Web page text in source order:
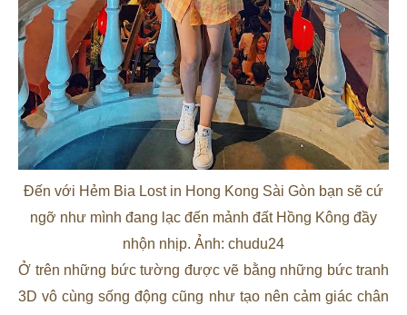
Đến với Hẻm Bia Lost in Hong Kong Sài Gòn bạn sẽ cứ
ngỡ như mình đang lạc đến mảnh đất Hồng Kông đầy
nhộn nhịp. Ảnh: chudu24
Ở trên những bức tường được vẽ bằng những bức tranh
3D vô cùng sống động cũng như tạo nên cảm giác chân